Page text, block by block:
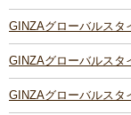
GINZAグローバルスタ
GINZAグローバルスタ
GINZAグローバルスタ